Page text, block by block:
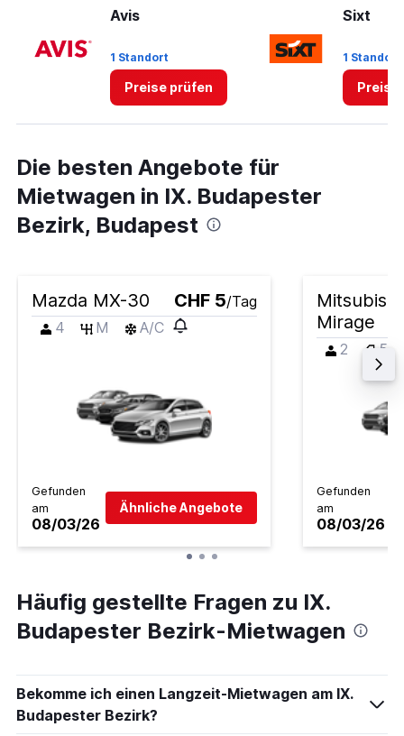
Avis
1 Standort
Preise prüfen
Sixt
1 Standort
Preise
Die besten Angebote für
Mietwagen in IX. Budapester
Bezirk, Budapest
Mazda MX-30 CHF 5/Tag
4
M A/C
Gefunden
am
08/03/26
Ähnliche Angebote
Mitsubishi
Mirage
2 5
Gefunden
am
08/03/26
Häufig gestellte Fragen zu IX.
Budapester Bezirk-Mietwagen
Bekomme ich einen Langzeit-Mietwagen am IX.
Budapester Bezirk?